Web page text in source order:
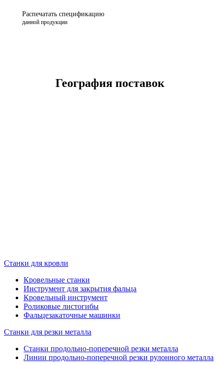
Распечатать спецификацию
данной продукции
География поставок
Станки для кровли
Кровельные станки
Инструмент для закрытия фальца
Кровельный инструмент
Роликовые листогибы
Фальцезакаточные машинки
Станки для резки металла
Станки продольно-поперечной резки металла
Линии продольно-поперечной резки рулонного металла